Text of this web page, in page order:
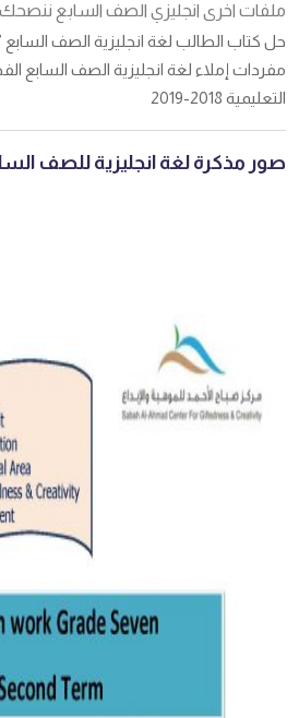
ملفات اخرى انجليزي الصف السابع
حل كتاب الطالب لغة انجليزية الصف السابع 2017-2018
مفردات إملاء لغة انجليزية الصف السابع
التعليمية 2018-2019
صور مذكرة لغة انجليزية للصف